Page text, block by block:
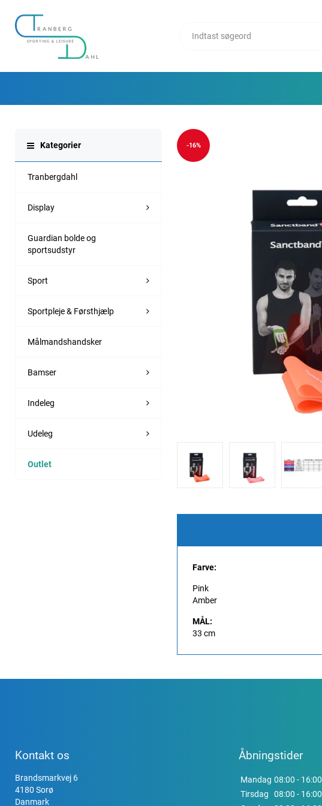
Kategorier
Tranbergdahl
Display
Guardian bolde og
sportsudstyr
Sport
Sportpleje & Førsthjælp
Målmandshandsker
Bamser
Indeleg
Udeleg
Outlet
-16%
Farve:
Pink
Amber
MÅL:
33 cm
Kontakt os
Brandsmarkvej 6
4180 Sorø
Danmark
Åbningstider
Mandag 08:00 - 16:00
Tirsdag
08:00 - 16:00